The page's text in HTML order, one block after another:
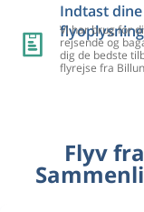
Indtast dine
Vi har brug for
rejsende og
dig de bedste
flyrejse fra
Flyv